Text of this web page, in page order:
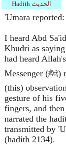
Hadith الحديث
'Umara reported:
I heard Abd
Khudri as
had heard Allah's
Messenger (ﷺ) make
(this)
gesture of his
fingers, and then
narrated the
transmitted by
(hadith 2134).